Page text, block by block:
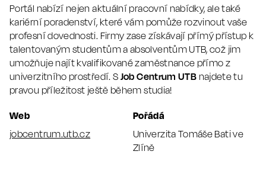
Portál nabízí nejen aktuální pracovní nabídky, ale také
kariérní poradenství, které vám pomůže rozvinout vaše
profesní dovednosti. Firmy zase získávají přímý přístup k
talentovaným studentům a absolventům UTB, což jim
umožňuje najít kvalifikované zaměstnance přímo z
univerzitního prostředí. SJob Centrum UTBnajdete tu
pravou příležitost ještě během studia!
Web
jobcentrum.utb.cz
Pořádá
Univerzita Tomáše Bati ve
Zlíně